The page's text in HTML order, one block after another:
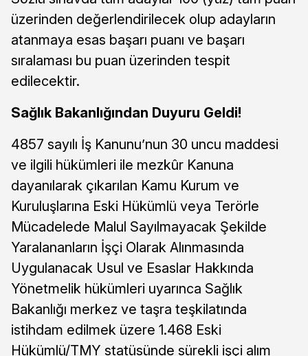
üzerinden değerlendirilecek olup adayların
atanmaya esas başarı puanı ve başarı
sıralaması bu puan üzerinden tespit
edilecektir.
Sağlık Bakanlığından Duyuru Geldi!
4857 sayılı İş Kanunu’nun 30 uncu maddesi
ve ilgili hükümleri ile mezkûr Kanuna
dayanılarak çıkarılan Kamu Kurum ve
Kuruluşlarına Eski Hükümlü veya Terörle
Mücadelede Malul Sayılmayacak Şekilde
Yaralananların İşçi Olarak Alınmasında
Uygulanacak Usul ve Esaslar Hakkında
Yönetmelik hükümleri uyarınca Sağlık
Bakanlığı merkez ve taşra teşkilatında
istihdam edilmek üzere 1.468 Eski
Hükümlü/TMY statüsünde sürekli işçi alım